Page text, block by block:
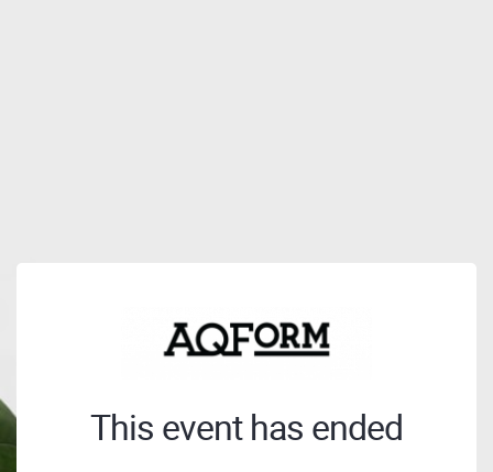
This event has ended